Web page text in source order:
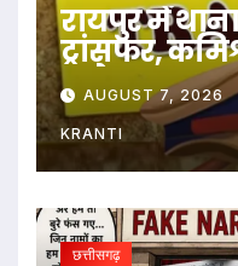
रायपुर में
ट्रांसफर,
आदेश
AUGUST 7, 2026
KRANTI
छत्तीसगढ़